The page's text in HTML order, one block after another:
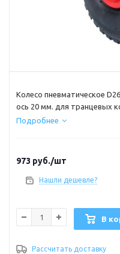
Колесо пневматическое
ось 20 мм. для транцевых
Подробнее
973 руб./шт
Нашли дешевле?
В
Рассчитать доставку